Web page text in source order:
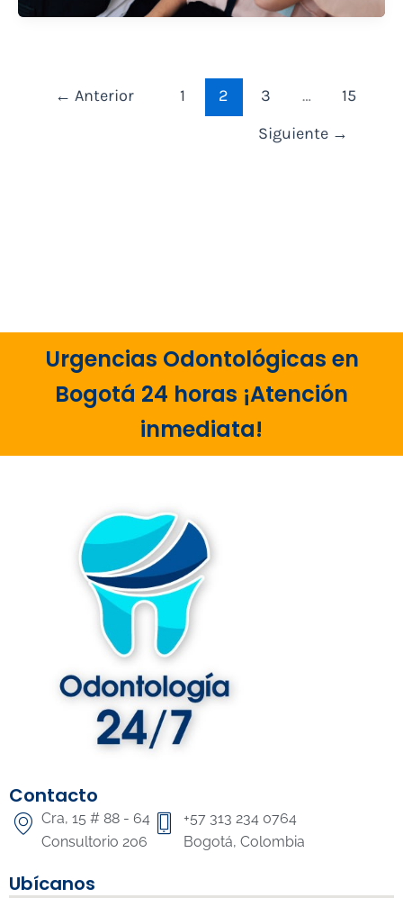
← Anterior 1 2 3 …
15
Siguiente →
Urgencias Odontológicas en
Bogotá 24 horas ¡Atención
inmediata!
Contacto
Cra, 15 # 88 - 64
Consultorio 206
+57 313 234 0764
Bogotá, Colombia
Ubícanos